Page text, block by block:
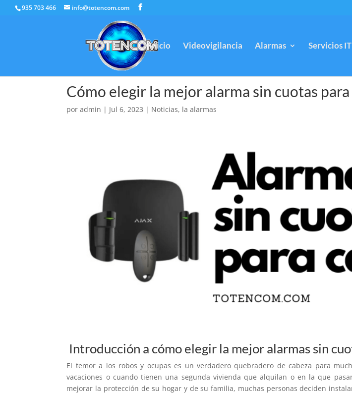
935 703 466 info@totencom.com
Inicio Videovigilancia Alarmas Servicios
Cómo elegir la mejor alarma sin cuotas para
poradmin | Jul 6, 2023 | Noticias, la alarmas
Introducción a cómo elegir la mejor alarmas sin
El temor a los robos y ocupas es un verdadero quebradero de cabeza para
vacaciones o cuando tienen una segunda vivienda que alquilan o en la que
mejorar la protección de su hogar y de su familia, muchas personas deciden